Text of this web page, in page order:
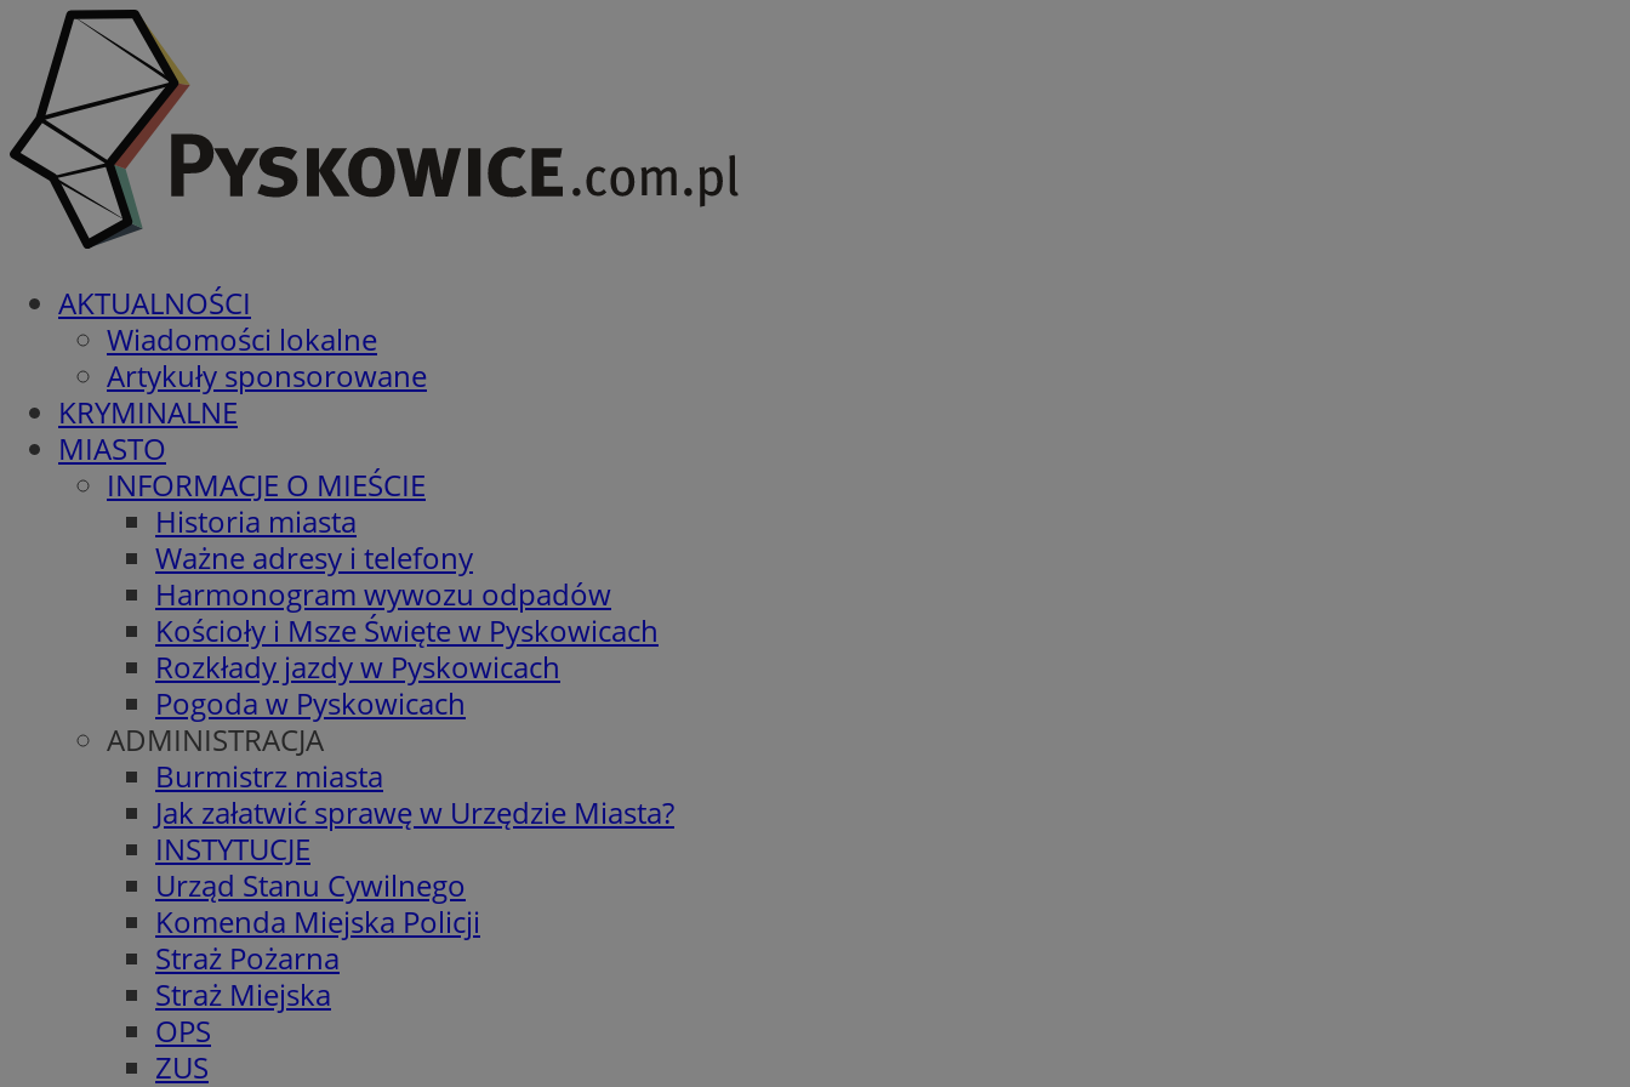
AKTUALNOŚCI
Wiadomości lokalne
Artykuły sponsorowane
KRYMINALNE
MIASTO
INFORMACJE O MIEŚCIE
Historia miasta
Ważne adresy i telefony
Harmonogram wywozu odpadów
Kościoły i Msze Święte w Pyskowicach
Rozkłady jazdy w Pyskowicach
Pogoda w Pyskowicach
ADMINISTRACJA
Burmistrz miasta
Jak załatwić sprawę w Urzędzie Miasta?
INSTYTUCJE
Urząd Stanu Cywilnego
Komenda Miejska Policji
Straż Pożarna
Straż Miejska
OPS
ZUS